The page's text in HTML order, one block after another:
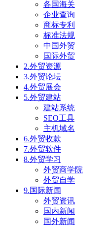
各国海关
企业查询
商标专利
标准法规
中国外贸
国际外贸
2.外贸资源
3.外贸论坛
4.外贸展会
5.外贸建站
建站系统
SEO工具
主机域名
6.外贸收款
7.外贸软件
8.外贸学习
外贸商学院
外贸自学
9.国际新闻
外贸资讯
国内新闻
国外新闻